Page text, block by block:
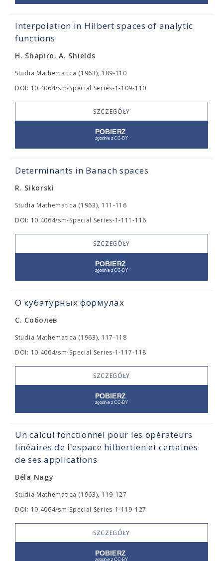
Interpolation in Hilbert spaces of analytic
functions
H. Shapiro, A. Shields
Studia Mathematica (1963), 109-110
DOI: 10.4064/sm-Special Series-1-109-110
SZCZEGÓŁY
Determinants in Banach spaces
R. Sikorski
Studia Mathematica (1963), 111-116
DOI: 10.4064/sm-Special Series-1-111-116
SZCZEGÓŁY
О кубатурных формулах
С. Соболев
Studia Mathematica (1963), 117-118
DOI: 10.4064/sm-Special Series-1-117-118
SZCZEGÓŁY
Un calcul fonctionnel pour les opérateurs
linéaires de l'espace hilbertien et certaines
de ses applications
Béla Nagy
Studia Mathematica (1963), 119-127
DOI: 10.4064/sm-Special Series-1-119-127
SZCZEGÓŁY